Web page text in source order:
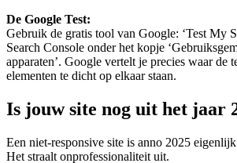
De Google Test:
Gebruik de gratis tool van Google: ‘Test My
Search Console onder het kopje
apparaten’. Google vertelt je precies waar de
elementen te dicht op elkaar staan.
Is jouw site nog uit het jaar
Een niet-responsive site is anno 2025
Het straalt onprofessionaliteit uit.